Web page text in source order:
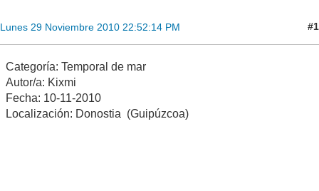
Lunes 29 Noviembre 2010 22:52:14 PM #1
Categoría: Temporal de mar
Autor/a: Kixmi
Fecha: 10-11-2010
Localización: Donostia (Guipúzcoa)